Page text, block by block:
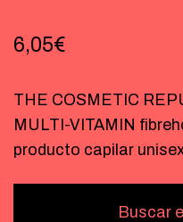
6,05€
THE COSMETIC
MULTI-VITAMIN
producto capilar
Buscar